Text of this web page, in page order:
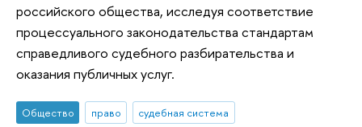
российского общества, исследуя соответствие
процессуального законодательства стандартам
справедливого судебного разбирательства и
оказания публичных услуг.
Общество право судебная система